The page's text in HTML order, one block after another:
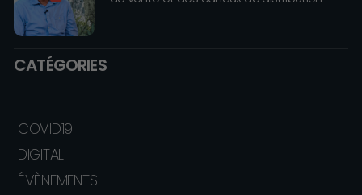
CATÉGORIES
COVID19
DIGITAL
ÉVÈNEMENTS